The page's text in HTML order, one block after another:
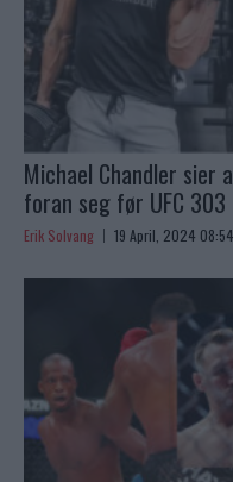
Michael Chandler sier
foran seg før UFC 303
Erik Solvang 19 April, 2024 08:54